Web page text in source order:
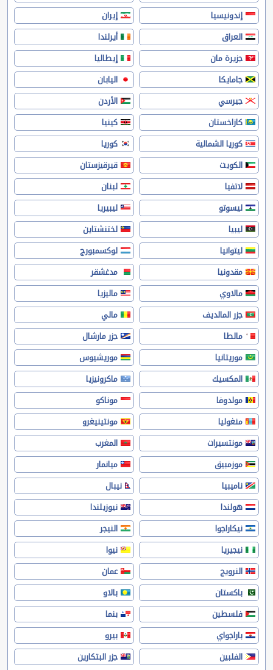
إندونيسيا
إيران
العراق
أيرلندا
جزيرة مان
إيطاليا
جامايكا
اليابان
جيرسي
الأردن
كازاخستان
كينيا
كوريا الشمالية
كوريا
الكويت
قيرقيزستان
لاتفيا
لبنان
ليسوتو
ليبيريا
ليبيا
لختنشتاين
ليتوانيا
لوكسمبورج
مقدونيا
مدغشقر
مالاوي
ماليزيا
جزر المالديف
مالي
مالطا
جزر مارشال
موريتانيا
موريشيوس
المكسيك
ماكرونيزيا
مولدوفا
موناكو
منغوليا
مونتينيغرو
مونتسيرات
المغرب
موزمبيق
ميانمار
ناميبيا
نيبال
هولندا
نيوزيلندا
نيكاراجوا
النيجر
نيجيريا
نيوا
النرويج
عمان
باكستان
بالاو
فلسطين
بنما
باراجواي
بيرو
الفلبين
جزر البتكارين